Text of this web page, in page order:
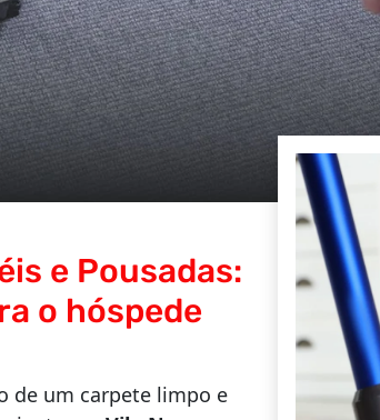
e Pousadas:
o hóspede
de um carpete limpo e